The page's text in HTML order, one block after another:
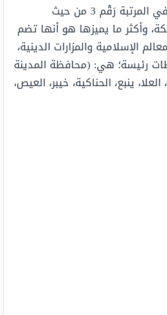
تأتي منطقة المدينة المنورة في المرتبة رَقْم 3 من حيث
وأكثر ما يميزها هو أنها تضم
الإسلامية والمزارات الدينية،
المنورة 8 محافظات رئيسة؛ هي: (محافظة المدينة
ينبع، الحناكية، خيبر، العيص،